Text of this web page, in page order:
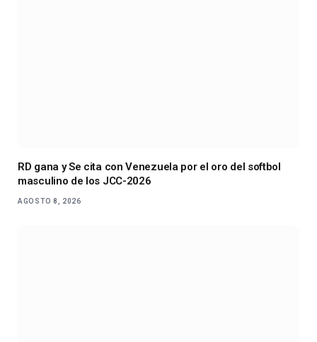
RD gana y Se cita con Venezuela por el oro del softbol
masculino de los JCC-2026
AGOSTO 8, 2026